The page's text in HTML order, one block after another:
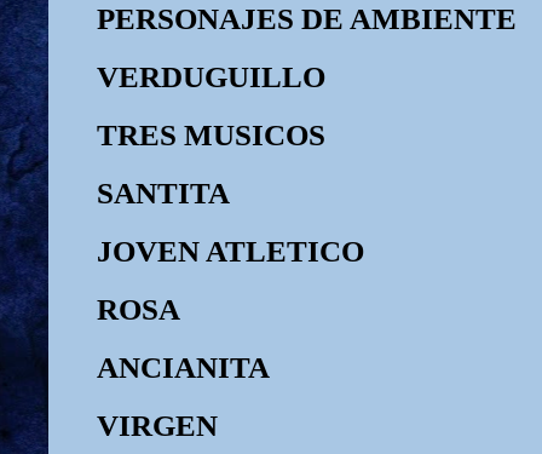
PERSONAJES DE AMBIENTE
VERDUGUILLO
TRES MUSICOS
SANTITA
JOVEN ATLETICO
ROSA
ANCIANITA
VIRGEN